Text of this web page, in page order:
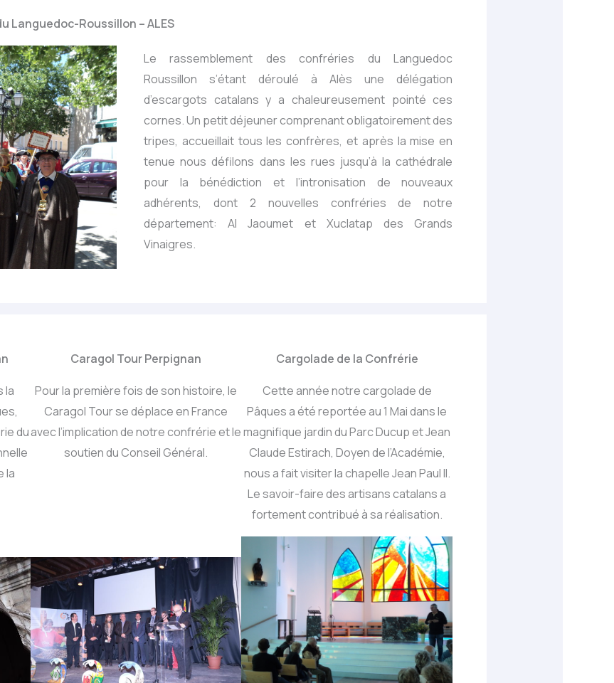
Languedoc-Roussillon – ALES
Le rassemblement des confréries du Languedoc
Roussillon s’étant déroulé à Alès une délégation
d’escargots catalans y a chaleureusement pointé ces
cornes. Un petit déjeuner comprenant obligatoirement des
tripes, accueillait tous les confrères, et après la mise en
tenue nous défilons dans les rues jusqu’à la cathédrale
pour la bénédiction et l’intronisation de nouveaux
adhérents, dont 2 nouvelles confréries de notre
département: Al Jaoumet et Xuclatap des Grands
Vinaigres.
la
du
la
Caragol Tour Perpignan
Pour la première fois de son histoire, le
Caragol Tour se déplace en France
avec l’implication de notre confrérie et le
soutien du Conseil Général.
Cargolade de la Confrérie
Cette année notre cargolade de
Pâques a été reportée au 1 Mai dans le
magnifique jardin du Parc Ducup et Jean
Claude Estirach, Doyen de l’Académie,
nous a fait visiter la chapelle Jean Paul II.
Le savoir-faire des artisans catalans a
fortement contribué à sa réalisation.